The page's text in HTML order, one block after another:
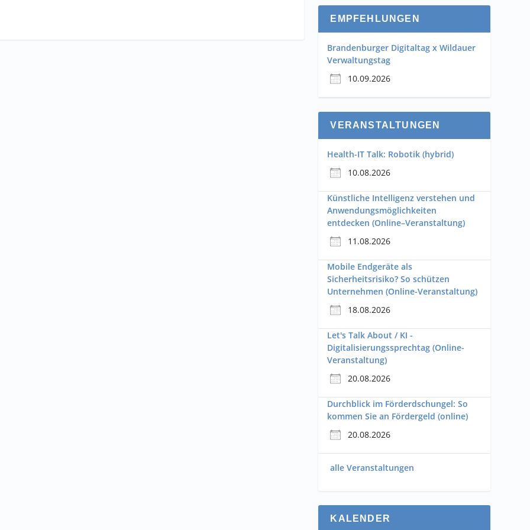
EMPFEHLUNGEN
Brandenburger Digitaltag x Wildauer
Verwaltungstag
10.09.2026
VERANSTALTUNGEN
Health-IT Talk: Robotik (hybrid)
10.08.2026
Künstliche Intelligenz verstehen und
Anwendungsmöglichkeiten
entdecken (Online–Veranstaltung)
11.08.2026
Mobile Endgeräte als
Sicherheitsrisiko? So schützen
Unternehmen (Online-Veranstaltung)
18.08.2026
Let's Talk About / KI -
Digitalisierungssprechtag (Online-
Veranstaltung)
20.08.2026
Durchblick im Förderdschungel: So
kommen Sie an Fördergeld (online)
20.08.2026
alle Veranstaltungen
KALENDER